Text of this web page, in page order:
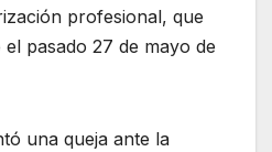
profesional, que
pasado 27 de mayo de
una queja ante la